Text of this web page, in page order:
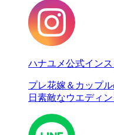
ハナユメ公式イン
プレ花嫁＆カップ
日素敵なウエディ